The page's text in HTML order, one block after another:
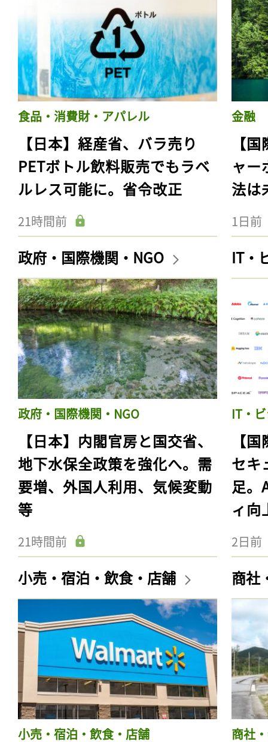
食品・消費財・アパレル
【日本】経産省、バラ売り
PETボトル飲料販売でもラベ
ルレス可能に。省令改正
21時間前
金融
【
ャー
法は
1日前
政府・国際機関・NGO
政府・国際機関・NGO
【日本】内閣官房と国交省、
地下水保全政策を強化へ。需
要増、外国人利用、気候変動
等
21時間前
IT・
IT・
【
セキ
足。
ィ向
2日前
小売・宿泊・飲食・店舗
小売・宿泊・飲食・店舗
商社
商社